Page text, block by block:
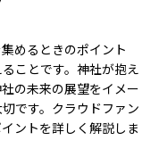
めるときのポイント
ことです。神社が抱え
の未来の展望をイメー
です。クラウドファン
ントを詳しく解説しま